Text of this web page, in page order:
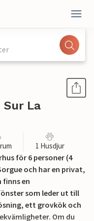
La
1 Husdjur
för 6 personer (4
och har en privat,
finns en
som leder ut till
ett grovkök och
Om du